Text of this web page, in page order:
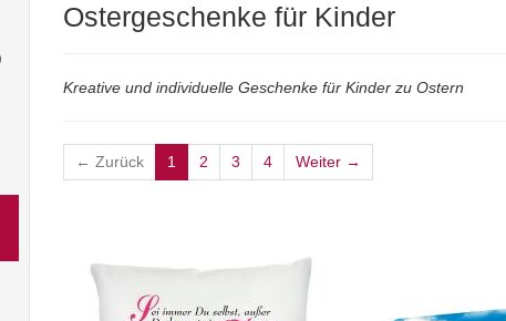
Ostergeschenke für Kinder
Kreative und individuelle Geschenke für Kinder zu Ostern
← Zurück 1 2 3 4 Weiter →